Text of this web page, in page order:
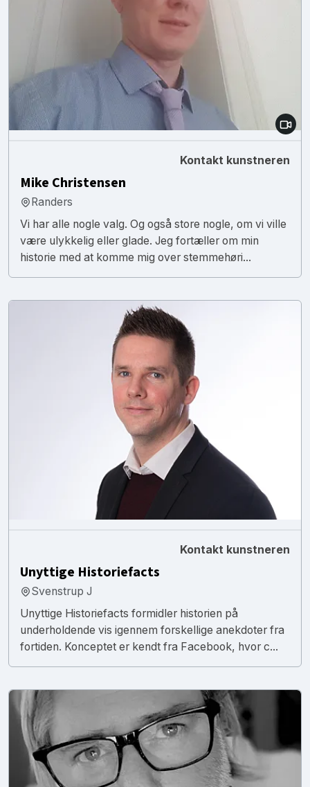
Kontakt kunstneren
Mike Christensen
Randers
Vi har alle nogle valg. Og også store nogle, om vi ville
være ulykkelig eller glade. Jeg fortæller om min
historie med at komme mig over stemmehøri...
Kontakt kunstneren
Unyttige Historiefacts
Svenstrup J
Unyttige Historiefacts formidler historien på
underholdende vis igennem forskellige anekdoter fra
fortiden. Konceptet er kendt fra Facebook, hvor c...